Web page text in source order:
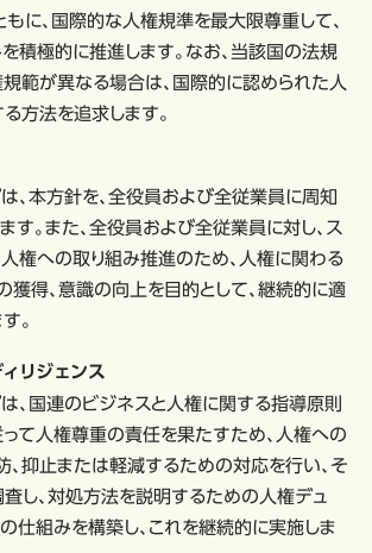
もに、国際的な人権規準を最大限尊重して、
積極的に推進します。なお、当該国の法規
範が異なる場合は、国際的に認められた人
方法を追求します。
、本方針を、全役員および全従業員に周知
す。また、全役員および全従業員に対し、ス
権への取り組み推進のため、人権に関わる
獲得、意識の向上を目的として、継続的に適
。
ィリジェンス
、国連のビジネスと人権に関する指導原則
て人権尊重の責任を果たすため、人権への
、抑止または軽減するための対応を行い、そ
し、対処方法を説明するための人権デュ
の仕組みを構築し、これを継続的に実施しま